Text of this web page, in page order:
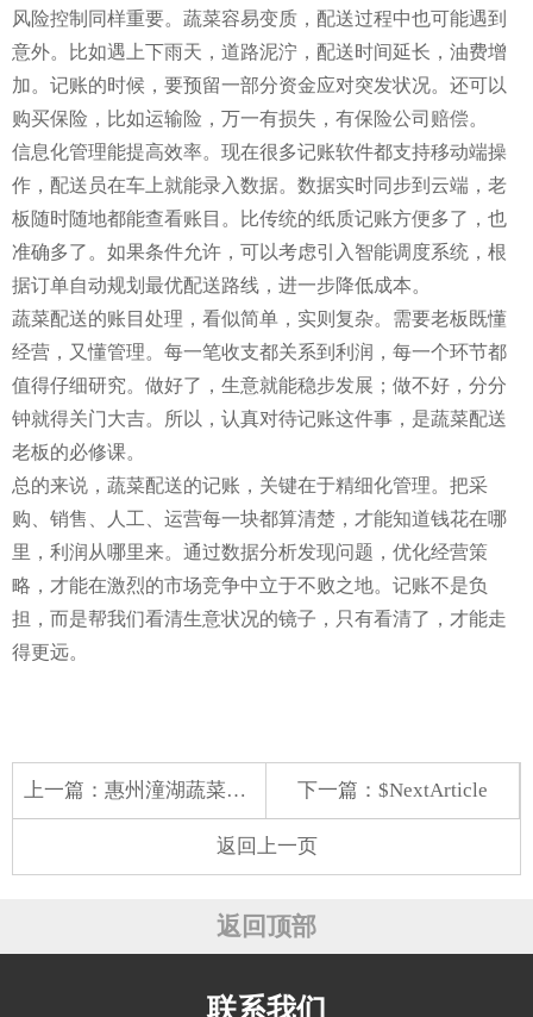
风险控制同样重要。蔬菜容易变质，配送过程中也可能遇到
意外。比如遇上下雨天，道路泥泞，配送时间延长，油费增
加。记账的时候，要预留一部分资金应对突发状况。还可以
购买保险，比如运输险，万一有损失，有保险公司赔偿。
信息化管理能提高效率。现在很多记账软件都支持移动端操
作，配送员在车上就能录入数据。数据实时同步到云端，老
板随时随地都能查看账目。比传统的纸质记账方便多了，也
准确多了。如果条件允许，可以考虑引入智能调度系统，根
据订单自动规划最优配送路线，进一步降低成本。
蔬菜配送的账目处理，看似简单，实则复杂。需要老板既懂
经营，又懂管理。每一笔收支都关系到利润，每一个环节都
值得仔细研究。做好了，生意就能稳步发展；做不好，分分
钟就得关门大吉。所以，认真对待记账这件事，是蔬菜配送
老板的必修课。
总的来说，蔬菜配送的记账，关键在于精细化管理。把采
购、销售、人工、运营每一块都算清楚，才能知道钱花在哪
里，利润从哪里来。通过数据分析发现问题，优化经营策
略，才能在激烈的市场竞争中立于不败之地。记账不是负
担，而是帮我们看清生意状况的镜子，只有看清了，才能走
得更远。
上一篇： 惠州潼湖蔬菜配送哪家好 下一篇：$NextArticle
返回上一页
返回顶部
联系我们